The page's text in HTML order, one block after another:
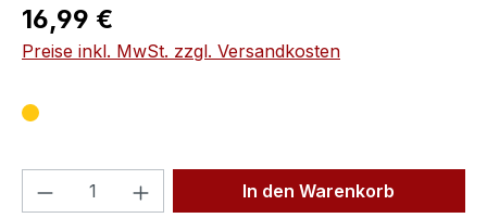
Regulärer Preis:
16,99 €
Preise inkl. MwSt. zzgl. Versandkosten
Produkt Anzahl: Gib denIn den Warenkorb